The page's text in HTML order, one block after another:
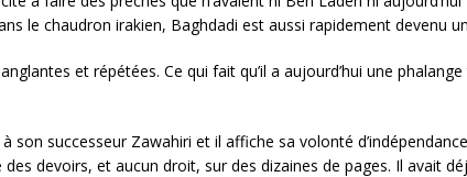
le chaudron irakien, Baghdadi est aussi rapidement devenu
et répétées. Ce qui fait qu’il a aujourd’hui une
successeur Zawahiri et il affiche sa volonté
devoirs, et aucun droit, sur des dizaines de pages. Il avait